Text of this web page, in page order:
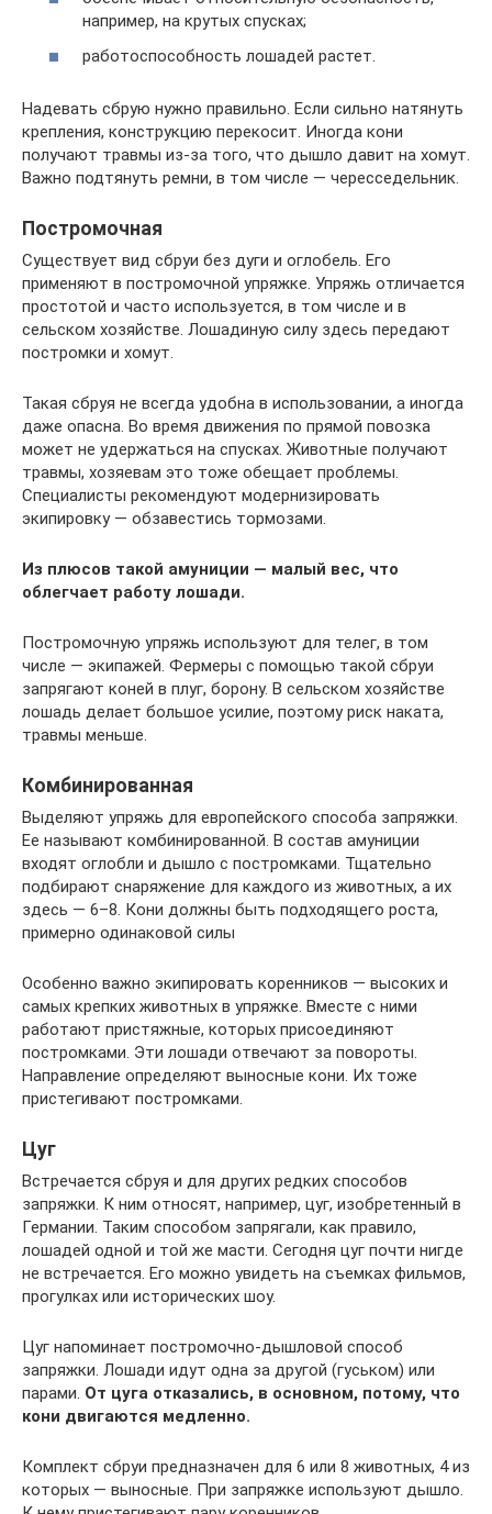
например, на крутых спусках;
работоспособность лошадей растет.
Надевать сбрую нужно правильно. Если сильно натянуть
крепления, конструкцию перекосит. Иногда кони
получают травмы из-за того, что дышло давит на хомут.
Важно подтянуть ремни, в том числе — чересседельник.
Постромочная
Существует вид сбруи без дуги и оглобель. Его
применяют в постромочной упряжке. Упряжь отличается
простотой и часто используется, в том числе и в
сельском хозяйстве. Лошадиную силу здесь передают
постромки и хомут.
Такая сбруя не всегда удобна в использовании, а иногда
даже опасна. Во время движения по прямой повозка
может не удержаться на спусках. Животные получают
травмы, хозяевам это тоже обещает проблемы.
Специалисты рекомендуют модернизировать
экипировку — обзавестись тормозами.
Из плюсов такой амуниции — малый вес, что
облегчает работу лошади.
Постромочную упряжь используют для телег, в том
числе — экипажей. Фермеры с помощью такой сбруи
запрягают коней в плуг, борону. В сельском хозяйстве
лошадь делает большое усилие, поэтому риск наката,
травмы меньше.
Комбинированная
Выделяют упряжь для европейского способа запряжки.
Ее называют комбинированной. В состав амуниции
входят оглобли и дышло с постромками. Тщательно
подбирают снаряжение для каждого из животных, а их
здесь — 6–8. Кони должны быть подходящего роста,
примерно одинаковой силы
Особенно важно экипировать коренников — высоких и
самых крепких животных в упряжке. Вместе с ними
работают пристяжные, которых присоединяют
постромками. Эти лошади отвечают за повороты.
Направление определяют выносные кони. Их тоже
пристегивают постромками.
Цуг
Встречается сбруя и для других редких способов
запряжки. К ним относят, например, цуг, изобретенный в
Германии. Таким способом запрягали, как правило,
лошадей одной и той же масти. Сегодня цуг почти нигде
не встречается. Его можно увидеть на съемках фильмов,
прогулках или исторических шоу.
Цуг напоминает постромочно-дышловой способ
запряжки. Лошади идут одна за другой (гуськом) или
парами. От цуга отказались, в основном, потому, что
кони двигаются медленно.
Комплект сбруи предназначен для 6 или 8 животных, 4 из
которых — выносные. При запряжке используют дышло.